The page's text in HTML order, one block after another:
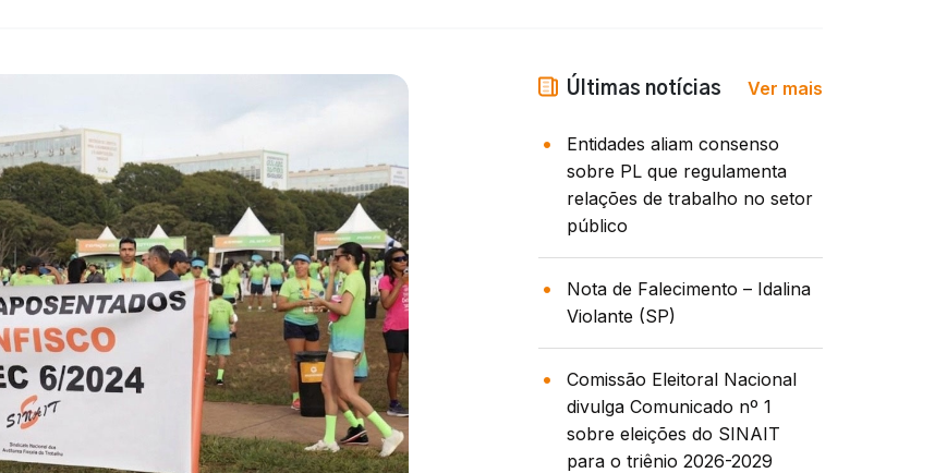
Últimas notícias Ver mais
Entidades aliam consenso
sobre PL que regulamenta
relações de trabalho no setor
público
Nota de Falecimento – Idalina
Violante (SP)
Comissão Eleitoral Nacional
divulga Comunicado nº 1
sobre eleições do SINAIT
para o triênio 2026-2029